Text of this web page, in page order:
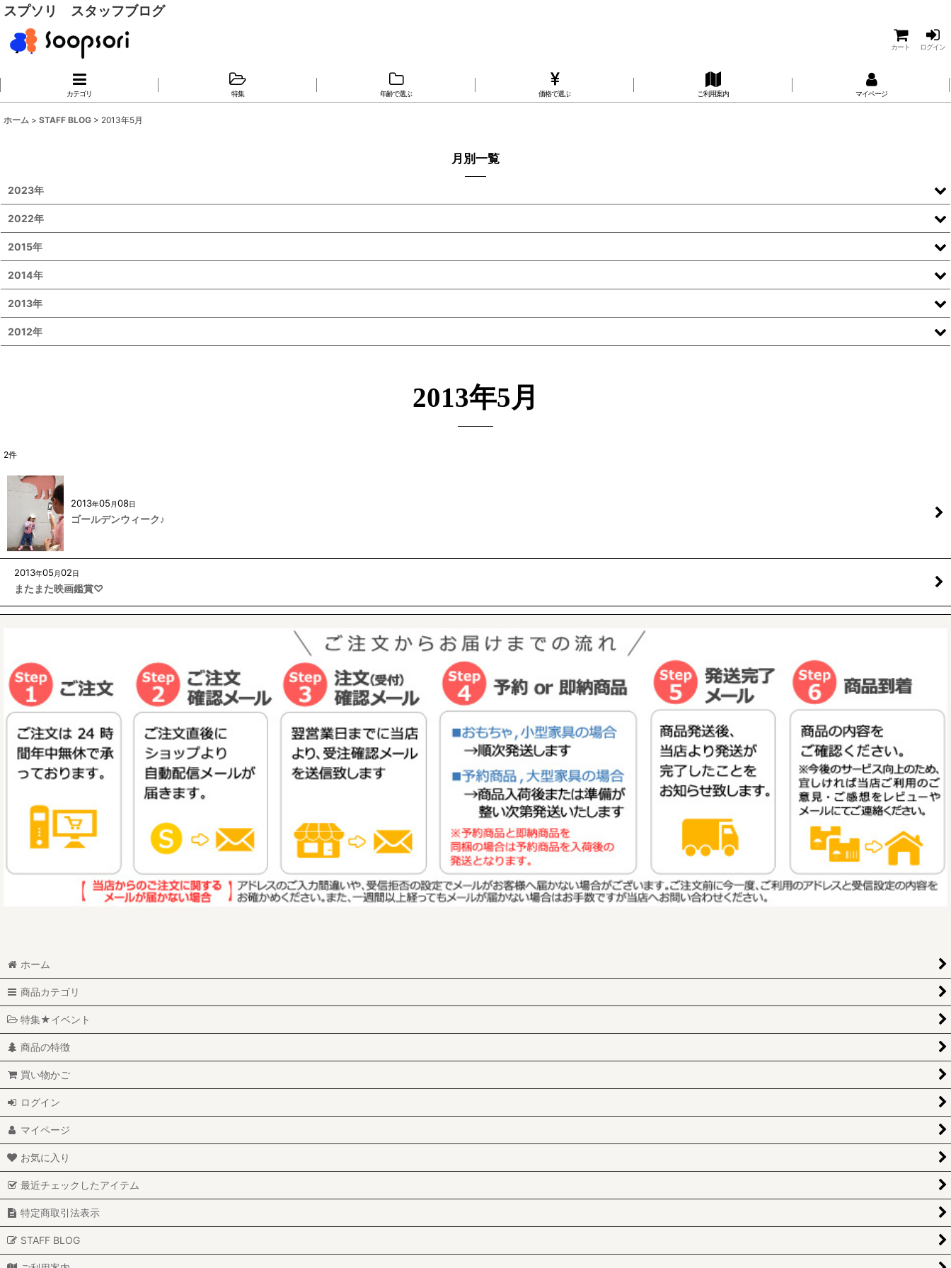
スプソリ スタッフブログ
カート ログイン
カテゴリ 特集 年齢で選ぶ 価格で選ぶ ご利用案内 マイページ
ホーム > STAFF BLOG > 2013年5月
2013年5月
2件
2013年05 月08日
ゴールデンウィーク♪
2013年05 月02日
またまた映画鑑賞♡
月別一覧
2023年
2022年
2015年
2014年
2013年
2012年
ホーム
商品カテゴリ
特集★イベント
商品の特徴
買い物かご
ログイン
マイページ
お気に入り
最近チェックしたアイテム
特定商取引法表示
STAFF BLOG